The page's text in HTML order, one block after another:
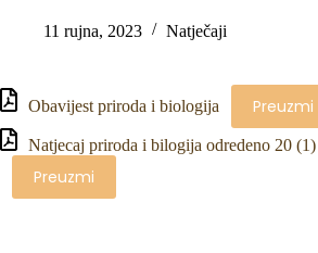
11 rujna, 2023 Natječaji
Obavijest priroda i biologija Preuzmi
Natjecaj priroda i bilogija odredeno 20 (1)
Preuzmi